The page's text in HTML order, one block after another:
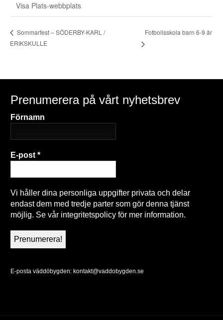
Visa Plats-webbplats
Sommarfest – SÖDERBY-KARL /
ERIKSKULLE
Fotbollsskola barn 6-9 år
Prenumerera på vårt nyhetsbrev
Förnamn
E-post*
Vi håller dina personliga uppgifter privata och delar
endast dem med tredje parter som gör denna tjänst
möjlig. Se vår integritetspolicy för mer information.
E-posta väddöbygden: kontakt@vaddobygden.se